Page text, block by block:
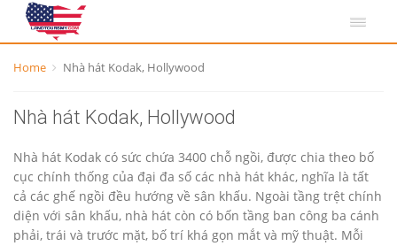
Home Nhà hát Kodak, Hollywood
Nhà hát Kodak, Hollywood
Nhà hát Kodak có sức chứa 3400 chỗ ngồi, được chia theo bố
cục chính thống của đại đa số các nhà hát khác, nghĩa là tất
cả các ghế ngồi đều hướng về sân khấu. Ngoài tầng trệt chính
diện với sân khấu, nhà hát còn có bốn tầng ban công ba cánh
phải, trái và trước mặt, bố trí khá gọn mắt và mỹ thuật. Mỗi